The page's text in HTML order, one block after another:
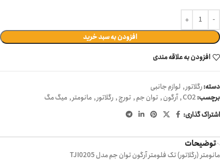
افزودن به سبد خرید
افزودن به علاقه مندی
دسته:رگلاتور, لوازم جانبی
برچسب:CO2
, آرگون, توان جم, تورچ, رگلاتور, مانومتر, میگ مگ
اشتراک گذاری:
توضیحات
مانومتر (رگلاتور) تک فلومتر آرگون توان جم مدل TJI0205